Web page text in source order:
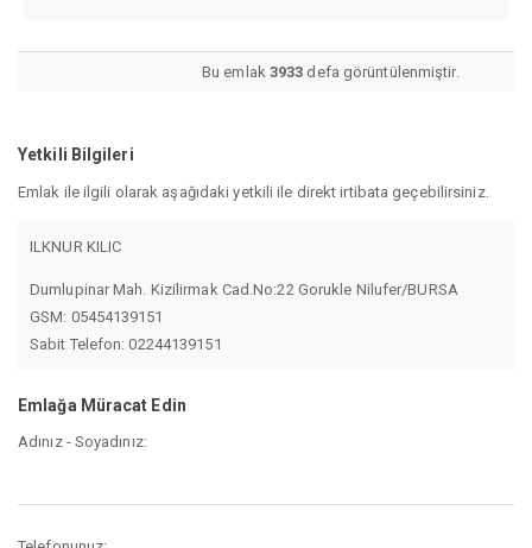
Bu emlak 3933 defa görüntülenmiştir.
Yetkili Bilgileri
Emlak ile ilgili olarak aşağıdaki yetkili ile direkt irtibata geçebilirsiniz.
ILKNUR KILIC
Dumlupinar Mah. Kizilirmak Cad.No:22 Gorukle Nilufer/BURSA
GSM: 05454139151
Sabit Telefon: 02244139151
Emlağa Müracat Edin
Adınız - Soyadınız: